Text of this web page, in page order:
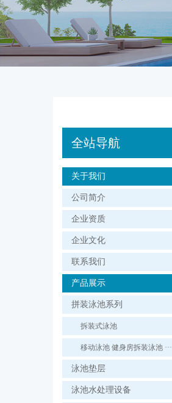
全站导航
关于我们
公司简介
企业资质
企业文化
联系我们
产品展示
拼装泳池系列
拆装式泳池
移动泳池 健身房拆装泳池 ···
泳池垫层
泳池水处理设备